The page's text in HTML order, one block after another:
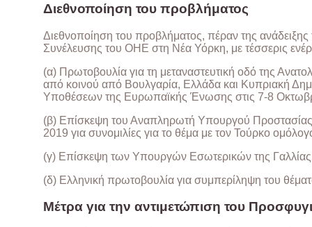
Διεθνοποίηση του προβλήματος
Διεθνοποίηση του προβλήματος, πέραν της
Συνέλευσης του ΟΗΕ στη Νέα Υόρκη, με τέσσερις
(α) Πρωτοβουλία για τη μεταναστευτική οδό της
από κοινού από Βουλγαρία, Ελλάδα και Κυπριακή
Υποθέσεων της Ευρωπαϊκής Ένωσης στις 7-8
(β) Επίσκεψη του Αναπληρωτή Υπουργού Προστασίας
2019 για συνομιλίες για το θέμα με τον Τούρκο
(γ) Επίσκεψη των Υπουργών Εσωτερικών της Γαλλίας
(δ) Ελληνική πρωτοβουλία για συμπερίληψη του
Μέτρα για την αντιμετώπιση του